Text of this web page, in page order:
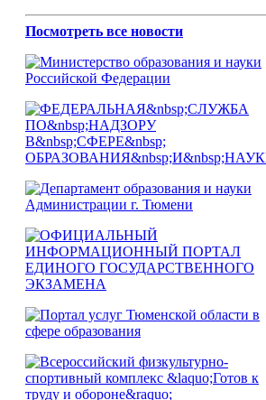
Посмотреть все новости